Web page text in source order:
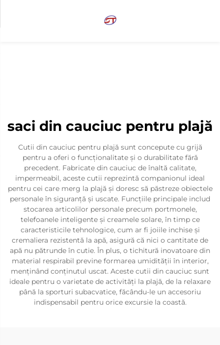
saci din cauciuc pentru plajă
Cutii din cauciuc pentru plajă sunt concepute cu grijă
pentru a oferi o funcționalitate și o durabilitate fără
precedent. Fabricate din cauciuc de înaltă calitate,
impermeabil, aceste cutii reprezintă companionul ideal
pentru cei care merg la plajă și doresc să păstreze obiectele
personale în siguranță și uscate. Funcțiile principale includ
stocarea articolilor personale precum portmonele,
telefoanele inteligente și creamele solare, în timp ce
caracteristicile tehnologice, cum ar fi joiile inchise și
cremaliera rezistentă la apă, asigură că nici o cantitate de
apă nu pătrunde în cutie. În plus, o tichitură inovatoare din
material respirabil previne formarea umidității în interior,
menținând conținutul uscat. Aceste cutii din cauciuc sunt
ideale pentru o varietate de activități la plajă, de la relaxare
până la sporturi subacvatice, făcându-le un accesoriu
indispensabil pentru orice excursie la coastă.